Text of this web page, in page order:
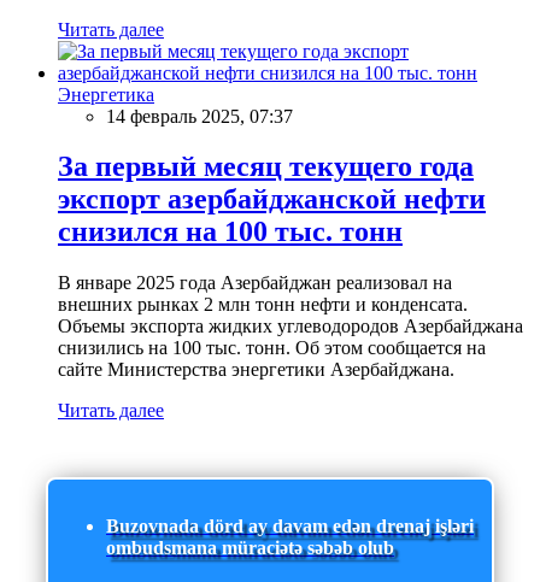
Читать далее
Энергетика
14 февраль 2025, 07:37
За первый месяц текущего года
экспорт азербайджанской нефти
снизился на 100 тыс. тонн
В январе 2025 года Азербайджан реализовал на
внешних рынках 2 млн тонн нефти и конденсата.
Объемы экспорта жидких углеводородов Азербайджана
снизились на 100 тыс. тонн. Об этом сообщается на
сайте Министерства энергетики Азербайджана.
Читать далее
Buzovnada dörd ay davam edən drenaj işləri
ombudsmana müraciətə səbəb olub